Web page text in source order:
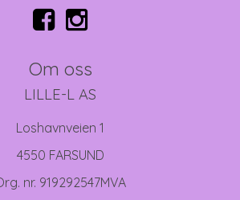
Om oss
LILLE-L AS
Loshavnveien 1
4550 FARSUND
nr. 919292547MVA